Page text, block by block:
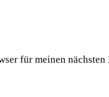
für meinen nächsten